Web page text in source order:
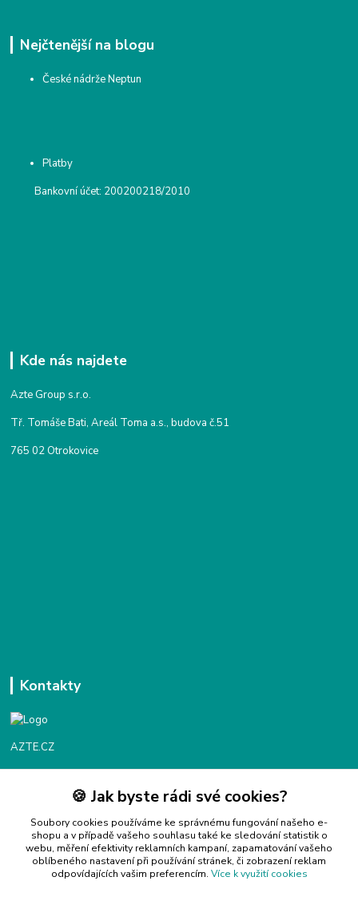
Nejčtenější na blogu
České nádrže Neptun
Platby
Bankovní účet: 200200218/2010
Kde nás najdete
Azte Group s.r.o.
Tř. Tomáše Bati, Areál Toma a.s., budova č.51
765 02 Otrokovice
Kontakty
AZTE.CZ
Objednávky / fakturace
Po - Čt 9:00 - 16:00
Info@azte.cz
🍪 Jak byste rádi své cookies?
Soubory cookies používáme ke správnému fungování našeho e-
shopu a v případě vašeho souhlasu také ke sledování statistik o
webu, měření efektivity reklamních kampaní, zapamatování vašeho
oblíbeného nastavení při používání stránek, či zobrazení reklam
odpovídajících vašim preferencím. Více k využití cookies